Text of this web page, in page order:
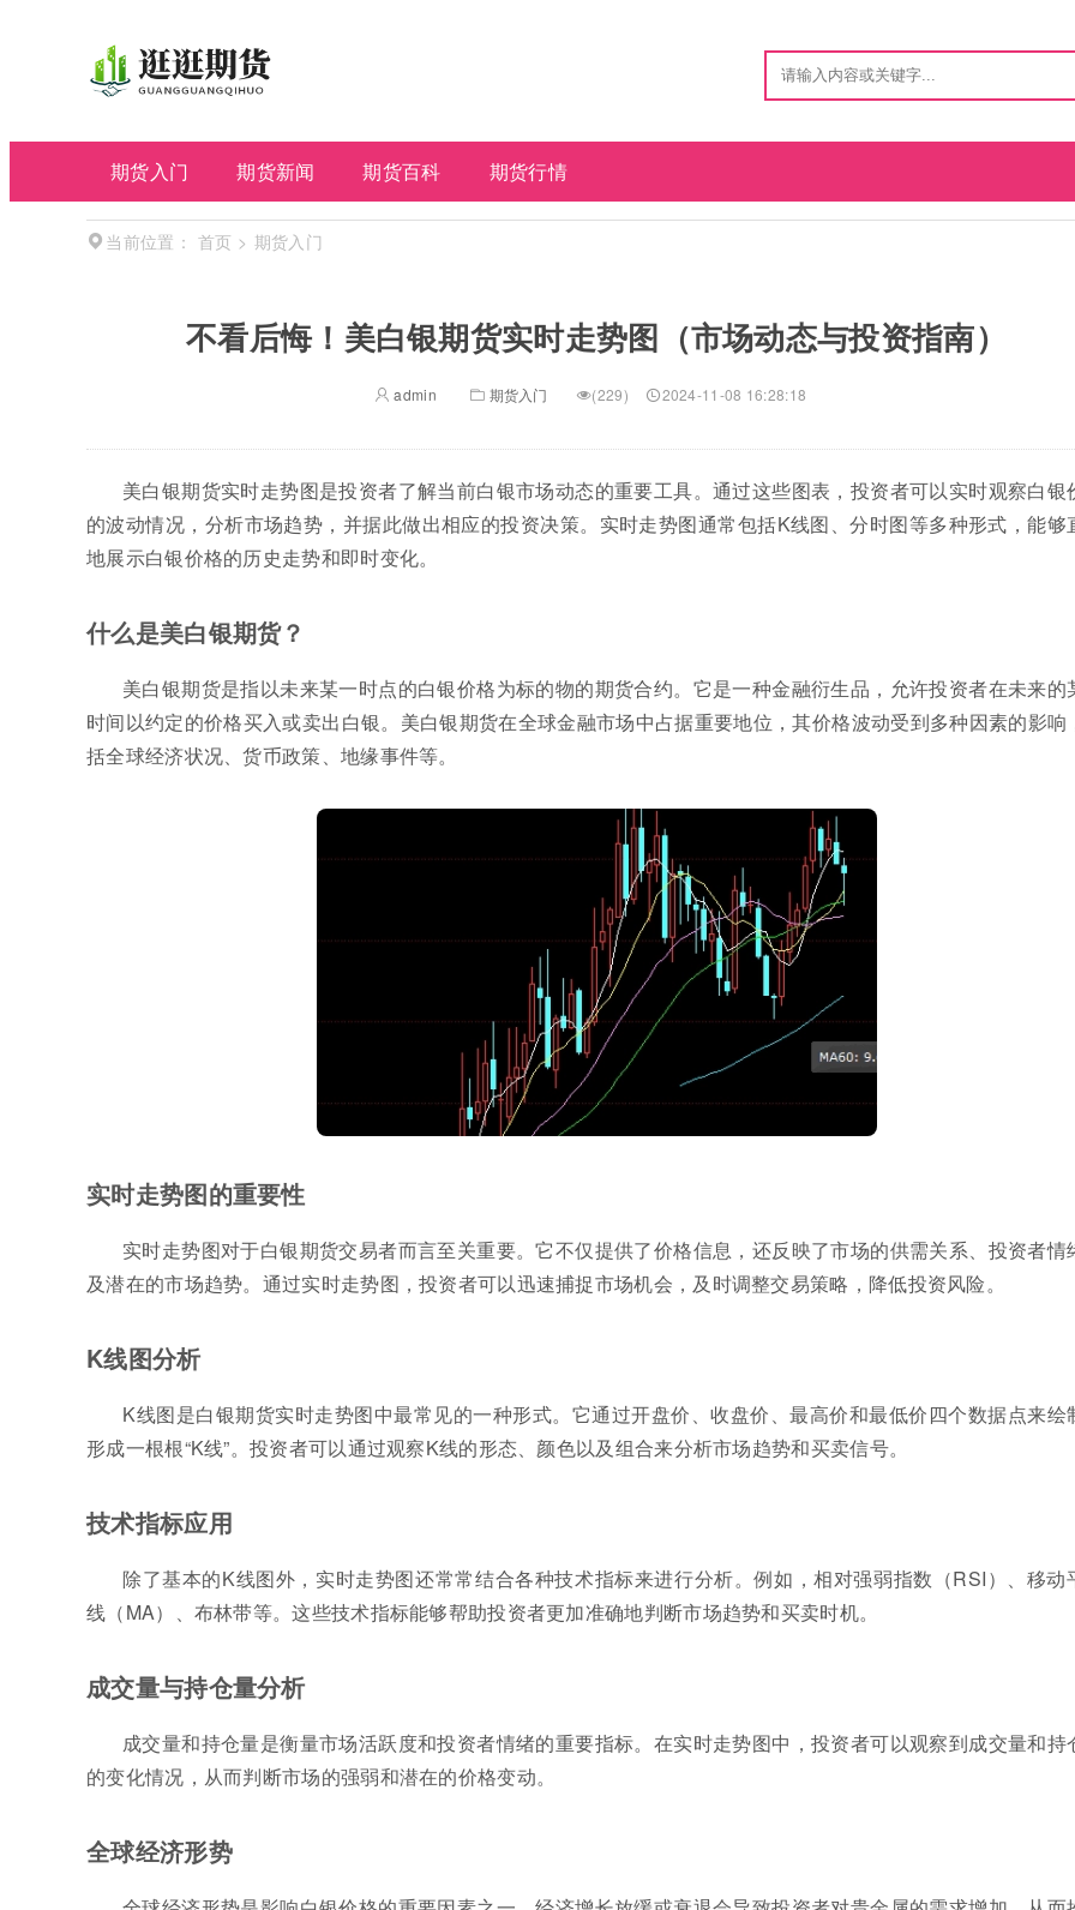
期货入门 期货新闻 期货百科 期货行情
当前位置： 首页 > 期货入门
不看后悔！美白银期货实时走势图（市场动态与投资指南）
admin 期货入门 (229) 2024-11-08 16:28:18
美白银期货实时走势图是投资者了解当前白银市场动态的重要工具。通过这些图表，投资者可以实时观察白银
的波动情况，分析市场趋势，并据此做出相应的投资决策。实时走势图通常包括K线图、分时图等多种形式，能够
地展示白银价格的历史走势和即时变化。
什么是美白银期货？
美白银期货是指以未来某一时点的白银价格为标的物的期货合约。它是一种金融衍生品，允许投资者在未来的
时间以约定的价格买入或卖出白银。美白银期货在全球金融市场中占据重要地位，其价格波动受到多种因素的影响
括全球经济状况、货币政策、地缘事件等。
实时走势图的重要性
实时走势图对于白银期货交易者而言至关重要。它不仅提供了价格信息，还反映了市场的供需关系、投资者情
及潜在的市场趋势。通过实时走势图，投资者可以迅速捕捉市场机会，及时调整交易策略，降低投资风险。
K线图分析
K线图是白银期货实时走势图中最常见的一种形式。它通过开盘价、收盘价、最高价和最低价四个数据点来绘
形成一根根“K线”。投资者可以通过观察K线的形态、颜色以及组合来分析市场趋势和买卖信号。
技术指标应用
除了基本的K线图外，实时走势图还常常结合各种技术指标来进行分析。例如，相对强弱指数（RSI）、移动
线（MA）、布林带等。这些技术指标能够帮助投资者更加准确地判断市场趋势和买卖时机。
成交量与持仓量分析
成交量和持仓量是衡量市场活跃度和投资者情绪的重要指标。在实时走势图中，投资者可以观察到成交量和持
的变化情况，从而判断市场的强弱和潜在的价格变动。
全球经济形势